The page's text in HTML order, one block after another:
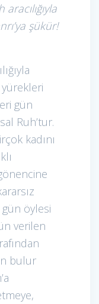
şükür!
gün
Ruh’tur.
kadını
öylesi
verilen
bulur